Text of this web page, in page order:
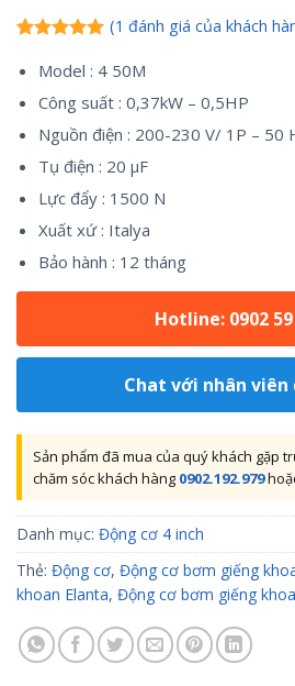
dựa trên
(1 đánh giá của khách
Model : 4 50M
Công suất : 0,37kW – 0,5HP
Nguồn điện : 200-230 V/ 1P – 50
Tụ điện : 20 µF
Lực đẩy : 1500 N
Xuất xứ : Italya
Bảo hành : 12 tháng
Hotline: 0902
Chat với nhân viên
Sản phẩm đã mua của quý khách gặp
chăm sóc khách hàng 0902.192.979
Danh mục: Động cơ 4 inch
Thẻ: Động cơ, Động cơ bơm giếng
khoan Elanta, Động cơ bơm giếng